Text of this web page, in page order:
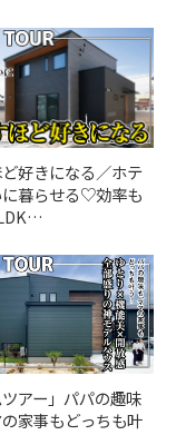
好きになる／ホテ
に暮らせる♡効率も
ツアー」パパの趣味
家事もどっちも叶